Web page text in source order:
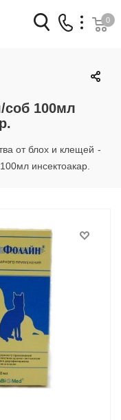
звонок
79-04-04
88-32
0
100мл
от блох и клещей -
инсектоакар.